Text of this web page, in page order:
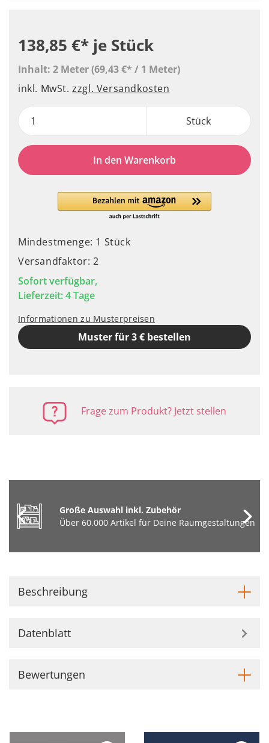
138,85 €* je Stück
Inhalt: 2 Meter(69,43 €* / 1 Meter)
inkl. MwSt.zzgl. Versandkosten
Stück
In den Warenkorb
Mindestmenge: 1 Stück
Versandfaktor: 2
Sofort verfügbar,
Lieferzeit: 4 Tage
Informationen zu Musterpreisen
Muster für 3 € bestellen
Frage zum Produkt? Jetzt stellen
Große Auswahl inkl. Zubehör
Über 60.000 Artikel für Deine Raumgestaltungen
Beschreibung
Datenblatt
Bewertungen